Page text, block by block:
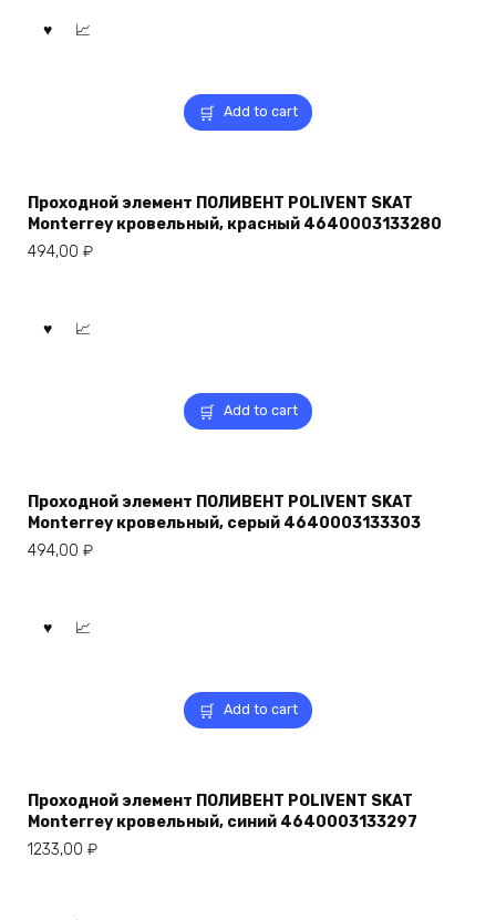
Add to cart
Проходной элемент ПОЛИВЕНТ POLIVENT SKAT
Monterrey кровельный, красный 4640003133280
494,00 ₽
Add to cart
Проходной элемент ПОЛИВЕНТ POLIVENT SKAT
Monterrey кровельный, серый 4640003133303
494,00 ₽
Add to cart
Проходной элемент ПОЛИВЕНТ POLIVENT SKAT
Monterrey кровельный, синий 4640003133297
1233,00 ₽